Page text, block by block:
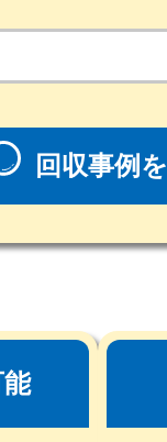
回収事例